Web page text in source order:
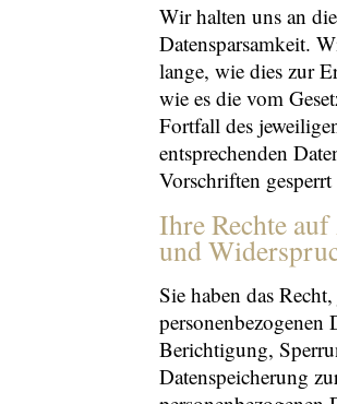
Wir halten uns an
Datensparsamkeit.
lange, wie dies zur
wie es die vom
Fortfall des
entsprechenden
Vorschriften
Ihre Rechte
und
Sie haben das
personenbezogenen
Berichtigung,
Datenspeicherung